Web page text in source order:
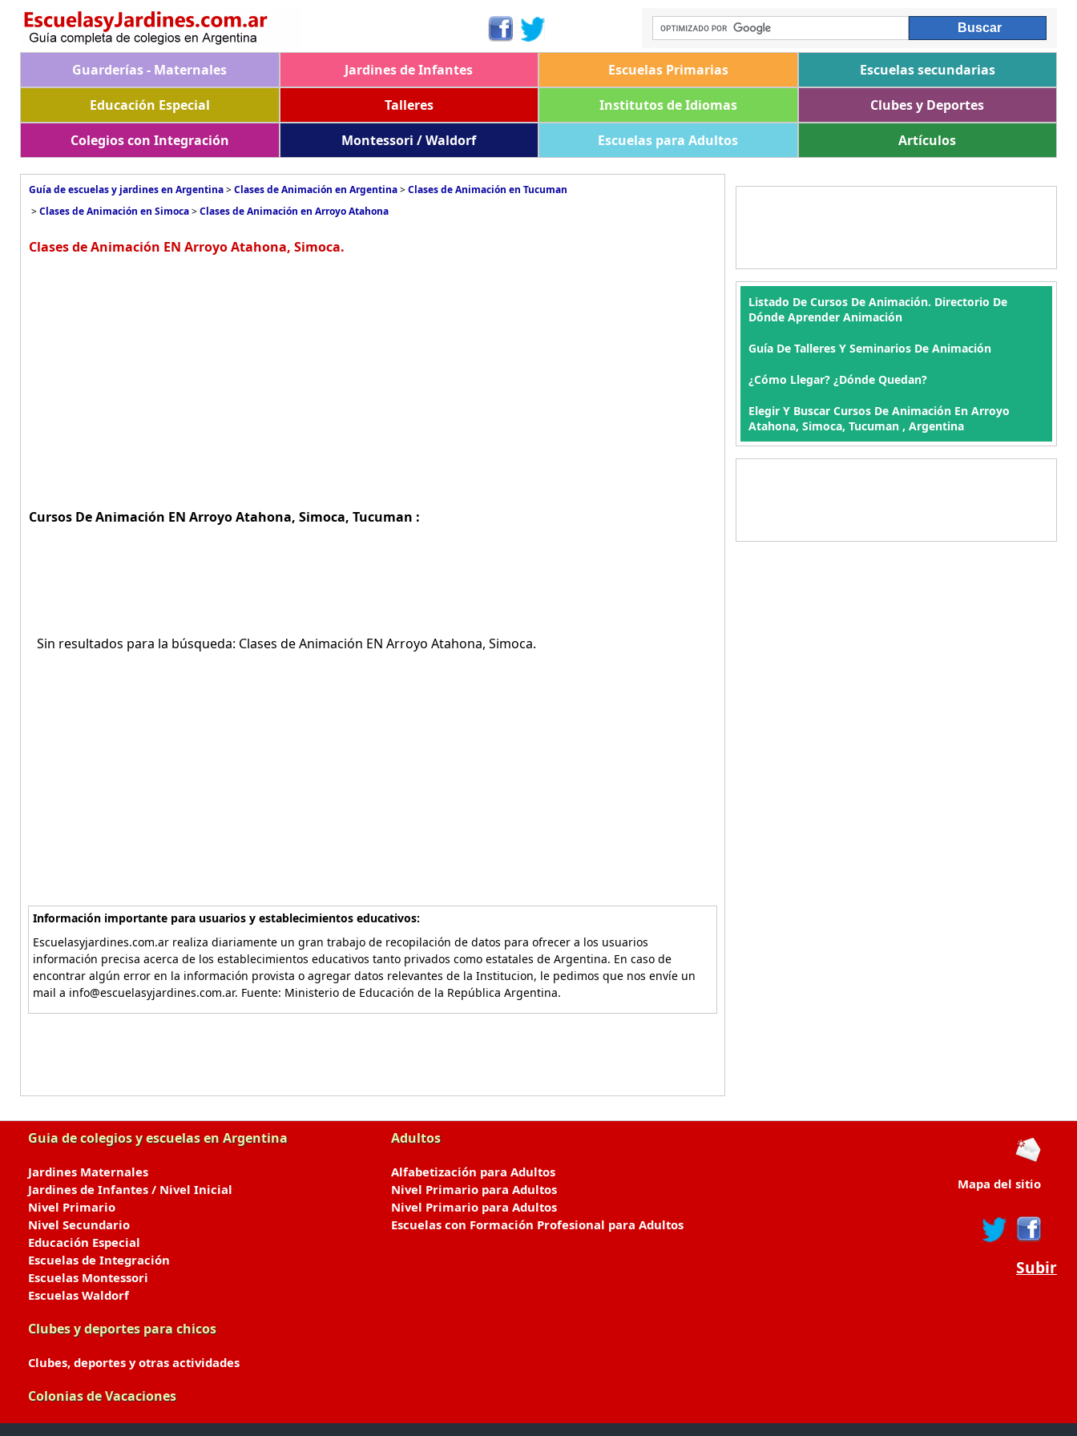
Guarderías - Maternales Jardines de Infantes Escuelas Primarias
Escuelas secundarias
Educación Especial
Talleres Institutos de Idiomas
Clubes y Deportes
Colegios con Integración
Montessori / Waldorf Escuelas para Adultos Artículos
Guía de escuelas y jardines en Argentina>Clases de Animación en Argentina>Clases de Animación en Tucuman
>Clases de Animación en Simoca>Clases de Animación en Arroyo Atahona
Clases de Animación EN Arroyo Atahona, Simoca.
Cursos De Animación EN Arroyo Atahona, Simoca, Tucuman :
Sin resultados para la búsqueda: Clases de Animación EN Arroyo Atahona, Simoca.
Información importante para usuarios y establecimientos educativos:
Escuelasyjardines.com.ar realiza diariamente un gran trabajo de recopilación de datos para ofrecer a los usuarios
información precisa acerca de los establecimientos educativos tanto privados como estatales de Argentina. En caso de
encontrar algún error en la información provista o agregar datos relevantes de la Institucion, le pedimos que nos envíe un
mail a info@escuelasyjardines.com.ar. Fuente: Ministerio de Educación de la República Argentina.
Listado De Cursos De Animación. Directorio De
Dónde Aprender Animación
Guía De Talleres Y Seminarios De Animación
¿Cómo Llegar? ¿Dónde Quedan?
Elegir Y Buscar Cursos De Animación En Arroyo
Atahona, Simoca, Tucuman , Argentina
Guia de colegios y escuelas en Argentina
Jardines Maternales
Jardines de Infantes / Nivel Inicial
Nivel Primario
Nivel Secundario
Educación Especial
Escuelas de Integración
Escuelas Montessori
Escuelas Waldorf
Clubes y deportes para chicos
Clubes, deportes y otras actividades
Colonias de Vacaciones
Adultos
Alfabetización para Adultos
Nivel Primario para Adultos
Nivel Primario para Adultos
Escuelas con Formación Profesional para Adultos
Mapa del sitio
Subir